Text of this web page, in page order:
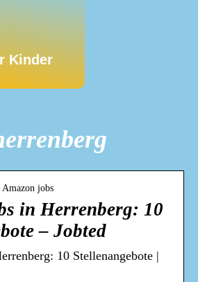
Kinder
jobs
in Herrenberg: 10
– Jobted
10 Stellenangebote |